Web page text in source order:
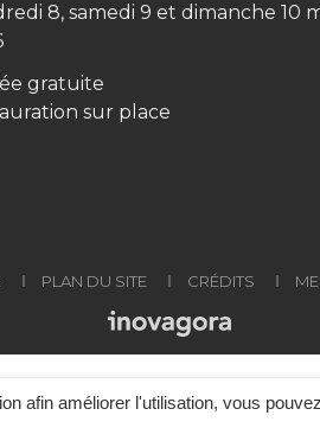
afin améliorer l'utilisation, vous
8, samedi 9 et dimanche 10
gratuite
sur place
PLAN DU SITE CRÉDITS